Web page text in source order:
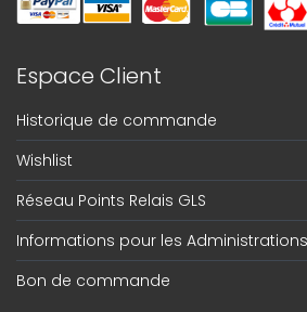
Espace Client
Historique de commande
Wishlist
Réseau Points Relais GLS
Informations pour les Administrations
Bon de commande